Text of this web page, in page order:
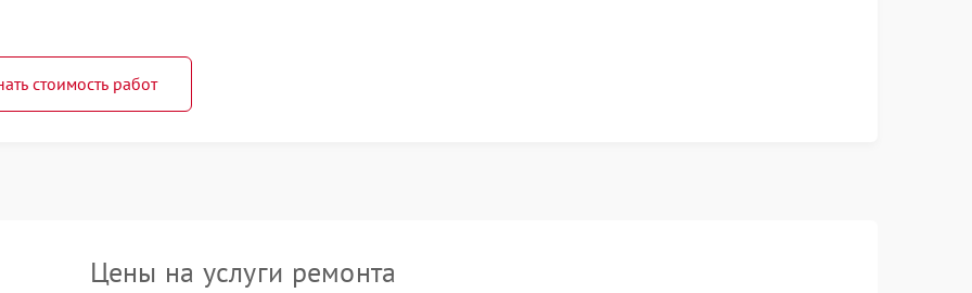
стоимость работ
Цены на услуги ремонта